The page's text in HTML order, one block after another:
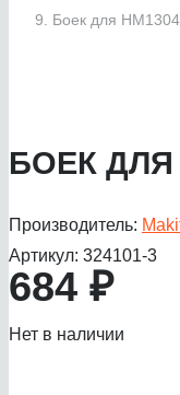
Боек для HM1304
БОЕК ДЛЯ
Производитель:
Артикул: 324101-3
684 ₽
Нет в наличии